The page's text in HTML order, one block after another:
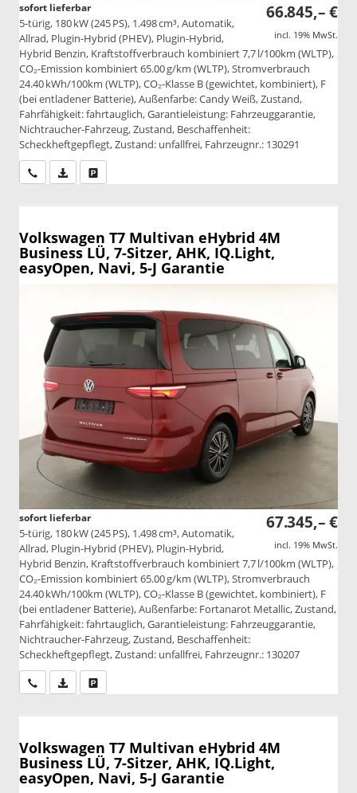
66.845,– €
incl. 19% MwSt.
sofort lieferbar
5-türig, 180 kW (245 PS), 1.498 cm³, Automatik,
Allrad, Plugin-Hybrid (PHEV), Plugin-Hybrid,
Hybrid Benzin, Kraftstoffverbrauch kombiniert 7,7 l/100km (WLTP),
CO₂-Emission kombiniert 65.00 g/km (WLTP), Stromverbrauch
24.40 kWh/100km (WLTP), CO₂-Klasse B (gewichtet, kombiniert), F
(bei entladener Batterie), Außenfarbe: Candy Weiß, Zustand,
Fahrfähigkeit: fahrtauglich, Garantieleistung: Fahrzeuggarantie,
Nichtraucher-Fahrzeug, Zustand, Beschaffenheit:
Scheckheftgepflegt, Zustand: unfallfrei, Fahrzeugnr.: 130291
Wir rufen Sie anPDF-Datei, Fahrzeugexposé drucken
Volkswagen T7 Multivan eHybrid 4M
Business LÜ, 7-Sitzer, AHK, IQ.Light,
easyOpen, Navi, 5-J Garantie
67.345,– €
incl. 19% MwSt.
sofort lieferbar
5-türig, 180 kW (245 PS), 1.498 cm³, Automatik,
Allrad, Plugin-Hybrid (PHEV), Plugin-Hybrid,
Hybrid Benzin, Kraftstoffverbrauch kombiniert 7,7 l/100km (WLTP),
CO₂-Emission kombiniert 65.00 g/km (WLTP), Stromverbrauch
24.40 kWh/100km (WLTP), CO₂-Klasse B (gewichtet, kombiniert), F
(bei entladener Batterie), Außenfarbe: Fortanarot Metallic, Zustand,
Fahrfähigkeit: fahrtauglich, Garantieleistung: Fahrzeuggarantie,
Nichtraucher-Fahrzeug, Zustand, Beschaffenheit:
Scheckheftgepflegt, Zustand: unfallfrei, Fahrzeugnr.: 130207
Wir rufen Sie anPDF-Datei, Fahrzeugexposé drucken
Volkswagen T7 Multivan eHybrid 4M
Business LÜ, 7-Sitzer, AHK, IQ.Light,
easyOpen, Navi, 5-J Garantie